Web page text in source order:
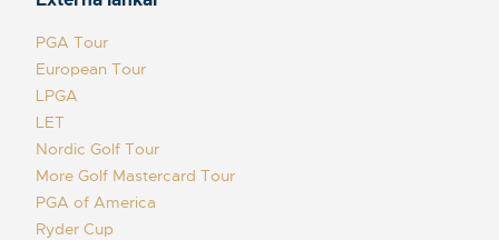
PGA Tour
European Tour
LPGA
LET
Nordic Golf Tour
More Golf Mastercard Tour
PGA of America
Ryder Cup